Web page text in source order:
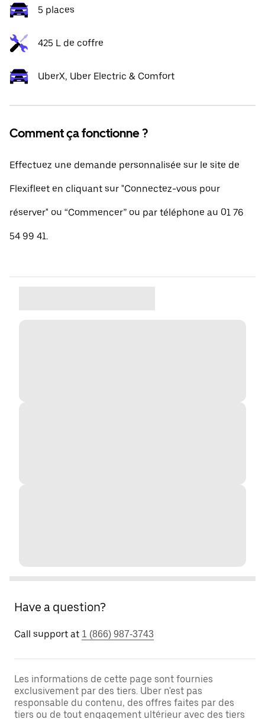
5 places
425 L de coffre
UberX, Uber Electric & Comfort
Comment ça fonctionne ?
Effectuez une demande personnalisée sur le site de
Flexifleet en cliquant sur "Connectez-vous pour
réserver" ou “Commencer” ou par téléphone au 01 76
54 99 41.
Have a question?
Call support at 1 (866) 987-3743
Les informations de cette page sont fournies
exclusivement par des tiers. Uber n'est pas
responsable du contenu, des offres faites par des
tiers ou de tout engagement ultérieur avec des tiers